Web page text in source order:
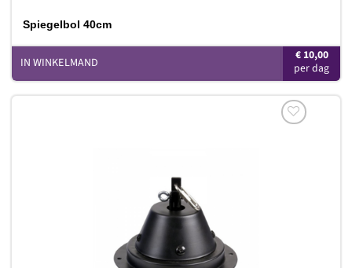
Spiegelbol 40cm
€10,00
IN WINKELMAND